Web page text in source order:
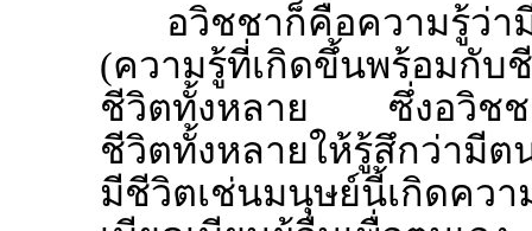
อวิชชาก็คือความ
(ความรู้ที่เกิดขึ้นพร้อมกั
ชีวิตทั้งหลาย ซึ่งอวิชชา
ชีวิตทั้งหลายให้รู้สึกว่ามีต
มีชีวิตเช่นมนุษย์นี้เกิดควา